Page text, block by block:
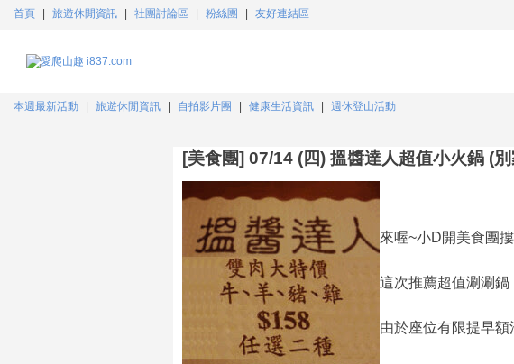
首頁 旅遊休閒資訊 社團討論區 粉絲團 友好連結區
本週最新活動 旅遊休閒資訊 自拍影片團 健康生活資訊 週休登山活動
[美食團] 07/14 (四) 搵醬達人超值小火鍋 (
來喔~小D開美食團摟
這次推薦超值涮涮鍋
由於座位有限提早額